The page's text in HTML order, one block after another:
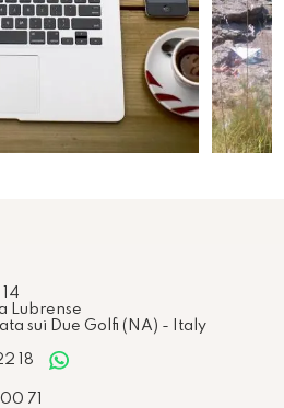
Lubrense
sui Due Golfi(NA) - Italy
18
71